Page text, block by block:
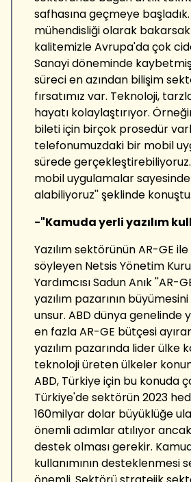
safhasına geçmeye başladık.
mühendisliği olarak
kalitemizle Avrupa'da çok
Sanayi döneminde
süreci en azından bilişim
fırsatımız var. Teknoloji,
hayatı kolaylaştırıyor.
bileti için birçok prosedür
telefonumuzdaki bir mobil
sürede
mobil uygulamalar
alabiliyoruz'' şeklinde konuştu.
-"Kamuda yerli yazılım
Yazılım sektörünün AR-GE
söyleyen Netsis Yönetim
Yardımcısı Sadun Anık ''AR-
yazılım pazarının
unsur. ABD dünya genelinde
en fazla AR-GE bütçesi
yazılım pazarında lider ülke
teknoloji üreten ülkeler
ABD, Türkiye için bu konuda
Türkiye'de sektörün 2023
160milyar dolar büyüklüğe
önemli adımlar atılıyor
destek olması gerekir.
kullanımının desteklenmesi